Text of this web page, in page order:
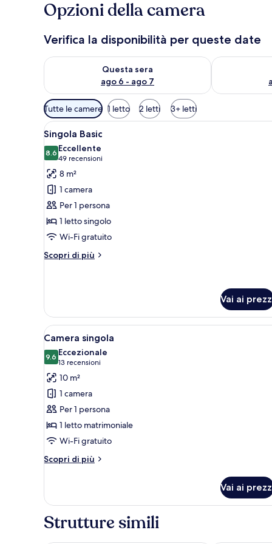
Opzioni della camera
Verifica la disponibilità per queste date
Questa sera
ago 6 - ago 7
Verifica la disponibilità per questa sera, ago 6 - ago 7
Verifica la
Filtri
disponibili
per
le
camere
Tutte le camere 1 letto 2 letti 3+ letti
Apri
tutte
le
foto
per
Singola
Basic
Un letto rifatto con lenzuola
5
Singola Basic
8.68.6 su 10
Eccellente
49 recensioni
(49
recensioni)
8 m²
1 camera
Per 1 persona
1 letto singolo
Wi-Fi gratuito
Scopri di più
Altri
Vai ai
Apri
tutte
le
foto
per
Camera
singola
Una camera d'albergo con
6
Camera singola
9.69.6 su 10
Eccezionale
13 recensioni
(13
recensioni)
10 m²
1 camera
Per 1 persona
1 letto matrimoniale
Wi-Fi gratuito
Scopri di più
Altri
singola
Vai ai
Strutture simili